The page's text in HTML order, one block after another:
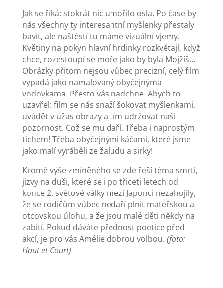
Jak se říká: stokrát nic umořilo osla. Po čase by
nás všechny ty interesantní myšlenky přestaly
bavit, ale naštěstí tu máme vizuální vjemy.
Květiny na pokyn hlavní hrdinky rozkvétají, když
chce, rozestoupí se moře jako by byla Mojžíš…
Obrázky přitom nejsou vůbec precizní, celý film
vypadá jako namalovaný obyčejnýma
vodovkama. Přesto vás nadchne. Abych to
uzavřel: film se nás snaží šokovat myšlenkami,
uvádět v úžas obrazy a tím udržovat naši
pozornost. Což se mu daří. Třeba i naprostým
tichem! Třeba obyčejnými káčami, které jsme
jako malí vyráběli ze žaludu a sirky!
Kromě výše zmíněného se zde řeší téma smrti,
jizvy na duši, které se i po třiceti letech od
konce 2. světové války mezi Japonci nezahojily,
že se rodičům vůbec nedaří plnit mateřskou a
otcovskou úlohu, a že jsou malé děti někdy na
zabití. Pokud dáváte přednost poetice před
akcí, je pro vás Amélie dobrou volbou. (foto:
Haut et Court)